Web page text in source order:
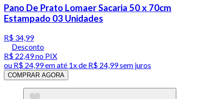
Pano De Prato Lomaer Sacaria 50 x 70cm
Estampado 03 Unidades
R$ 34,99
Desconto
R$ 22,49no PIX
ou R$ 24,99em até 1x de R$ 24,99sem juros
COMPRAR AGORA